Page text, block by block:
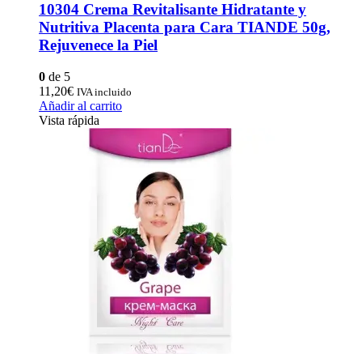
10304 Crema Revitalisante Hidratante y
Nutritiva Placenta para Cara TIANDE 50g,
Rejuvenece la Piel
0 de 5
11,20€ IVA incluido
Añadir al carrito
Vista rápida